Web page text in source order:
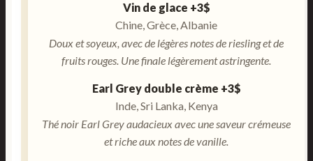
Vin de glace +3$
Chine, Grèce, Albanie
Doux et soyeux, avec de légères notes de riesling et de
fruits rouges. Une finale légèrement astringente.
Earl Grey double crème +3$
Inde, Sri Lanka, Kenya
Thé noir Earl Grey audacieux avec une saveur crémeuse
et riche aux notes de vanille.